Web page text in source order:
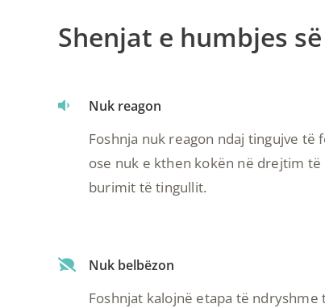
Shenjat e humbjes
Nuk reagon
Foshnja nuk reagon ndaj tingujve të
ose nuk e kthen kokën në drejtim të
burimit të tingullit.
Nuk belbëzon
Foshnjat kalojnë etapa të ndryshme